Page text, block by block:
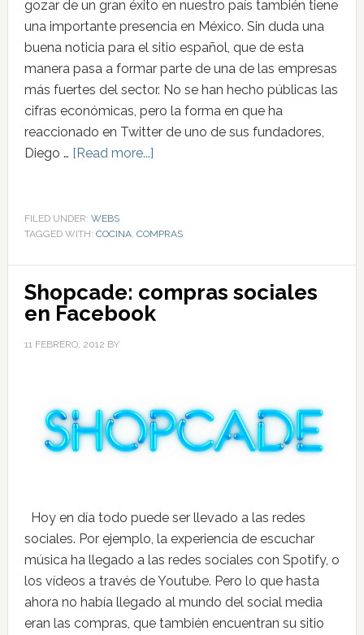
gozar de un gran éxito en nuestro país también tiene
una importante presencia en México. Sin duda una
buena noticia para el sitio español, que de esta
manera pasa a formar parte de una de las empresas
más fuertes del sector. No se han hecho públicas las
cifras económicas, pero la forma en que ha
reaccionado en Twitter de uno de sus fundadores,
Diego … [Read more...]
FILED UNDER: WEBS
TAGGED WITH: COCINA, COMPRAS
Shopcade: compras sociales
en Facebook
11 FEBRERO, 2012 BY
Hoy en día todo puede ser llevado a las redes
sociales. Por ejemplo, la experiencia de escuchar
música ha llegado a las redes sociales con Spotify, o
los vídeos a través de Youtube. Pero lo que hasta
ahora no había llegado al mundo del social media
eran las compras, que también encuentran su sitio